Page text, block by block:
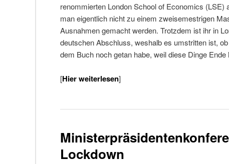
renommierten London School of Economics
man eigentlich nicht zu einem zweisemestrigen
Ausnahmen gemacht werden. Trotzdem ist ihr in
deutschen Abschluss, weshalb es umstritten ist,
dem Buch noch getan habe, weil diese Dinge
[Hier weiterlesen]
Lockdown